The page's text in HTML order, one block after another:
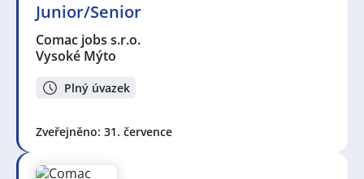
Junior/Senior
Comac jobs s.r.o.
Vysoké Mýto
Plný úvazek
Zveřejněno: 31. července